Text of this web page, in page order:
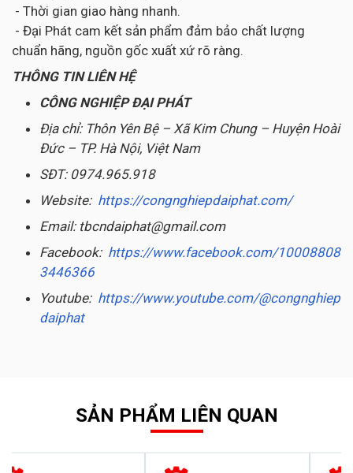
- Thời gian giao hàng nhanh.
- Đại Phát cam kết sản phẩm đảm bảo chất lượng
chuẩn hãng, nguồn gốc xuất xứ rõ ràng.
THÔNG TIN LIÊN HỆ
CÔNG NGHIỆP ĐẠI PHÁT
Địa chỉ: Thôn Yên Bệ – Xã Kim Chung – Huyện Hoài
Đức – TP. Hà Nội, Việt Nam
SĐT: 0974.965.918
Website: https://congnghiepdaiphat.com/
Email: tbcndaiphat@gmail.com
Facebook: https://www.facebook.com/10008808
3446366
Youtube: https://www.youtube.com/@congnghiep
daiphat
SẢN PHẨM LIÊN QUAN